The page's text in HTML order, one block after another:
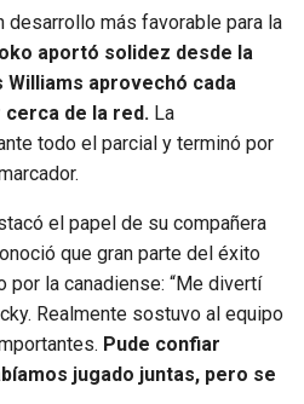
desarrollo más favorable para la
aportó solidez desde la
Williams aprovechó cada
de la red. La
todo el parcial y terminó por
el papel de su compañera
que gran parte del éxito
la canadiense: “Me divertí
Realmente sostuvo al equipo
Pude confiar
jugado juntas, pero se